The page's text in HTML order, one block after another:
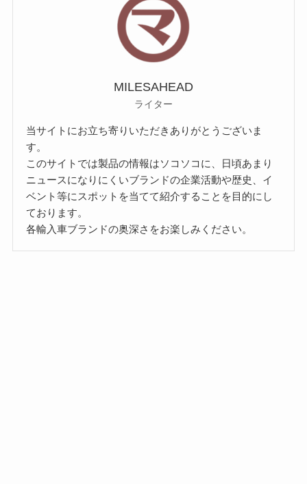
MILESAHEAD
ライター
当サイトにお立ち寄りいただきありがとうございま
す。
このサイトでは製品の情報はソコソコに、日頃あまり
ニュースになりにくいブランドの企業活動や歴史、イ
ベント等にスポットを当てて紹介することを目的にし
ております。
各輸入車ブランドの奥深さをお楽しみください。